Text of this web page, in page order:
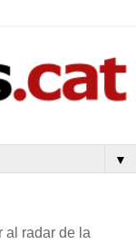
▼
al radar de la